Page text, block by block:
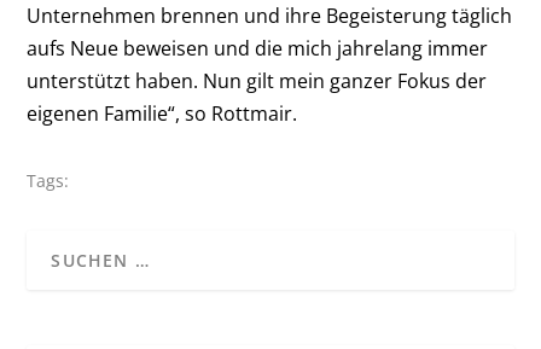
Unternehmen brennen und ihre Begeisterung täglich
aufs Neue beweisen und die mich jahrelang immer
unterstützt haben. Nun gilt mein ganzer Fokus der
eigenen Familie“, so Rottmair.
Tags: